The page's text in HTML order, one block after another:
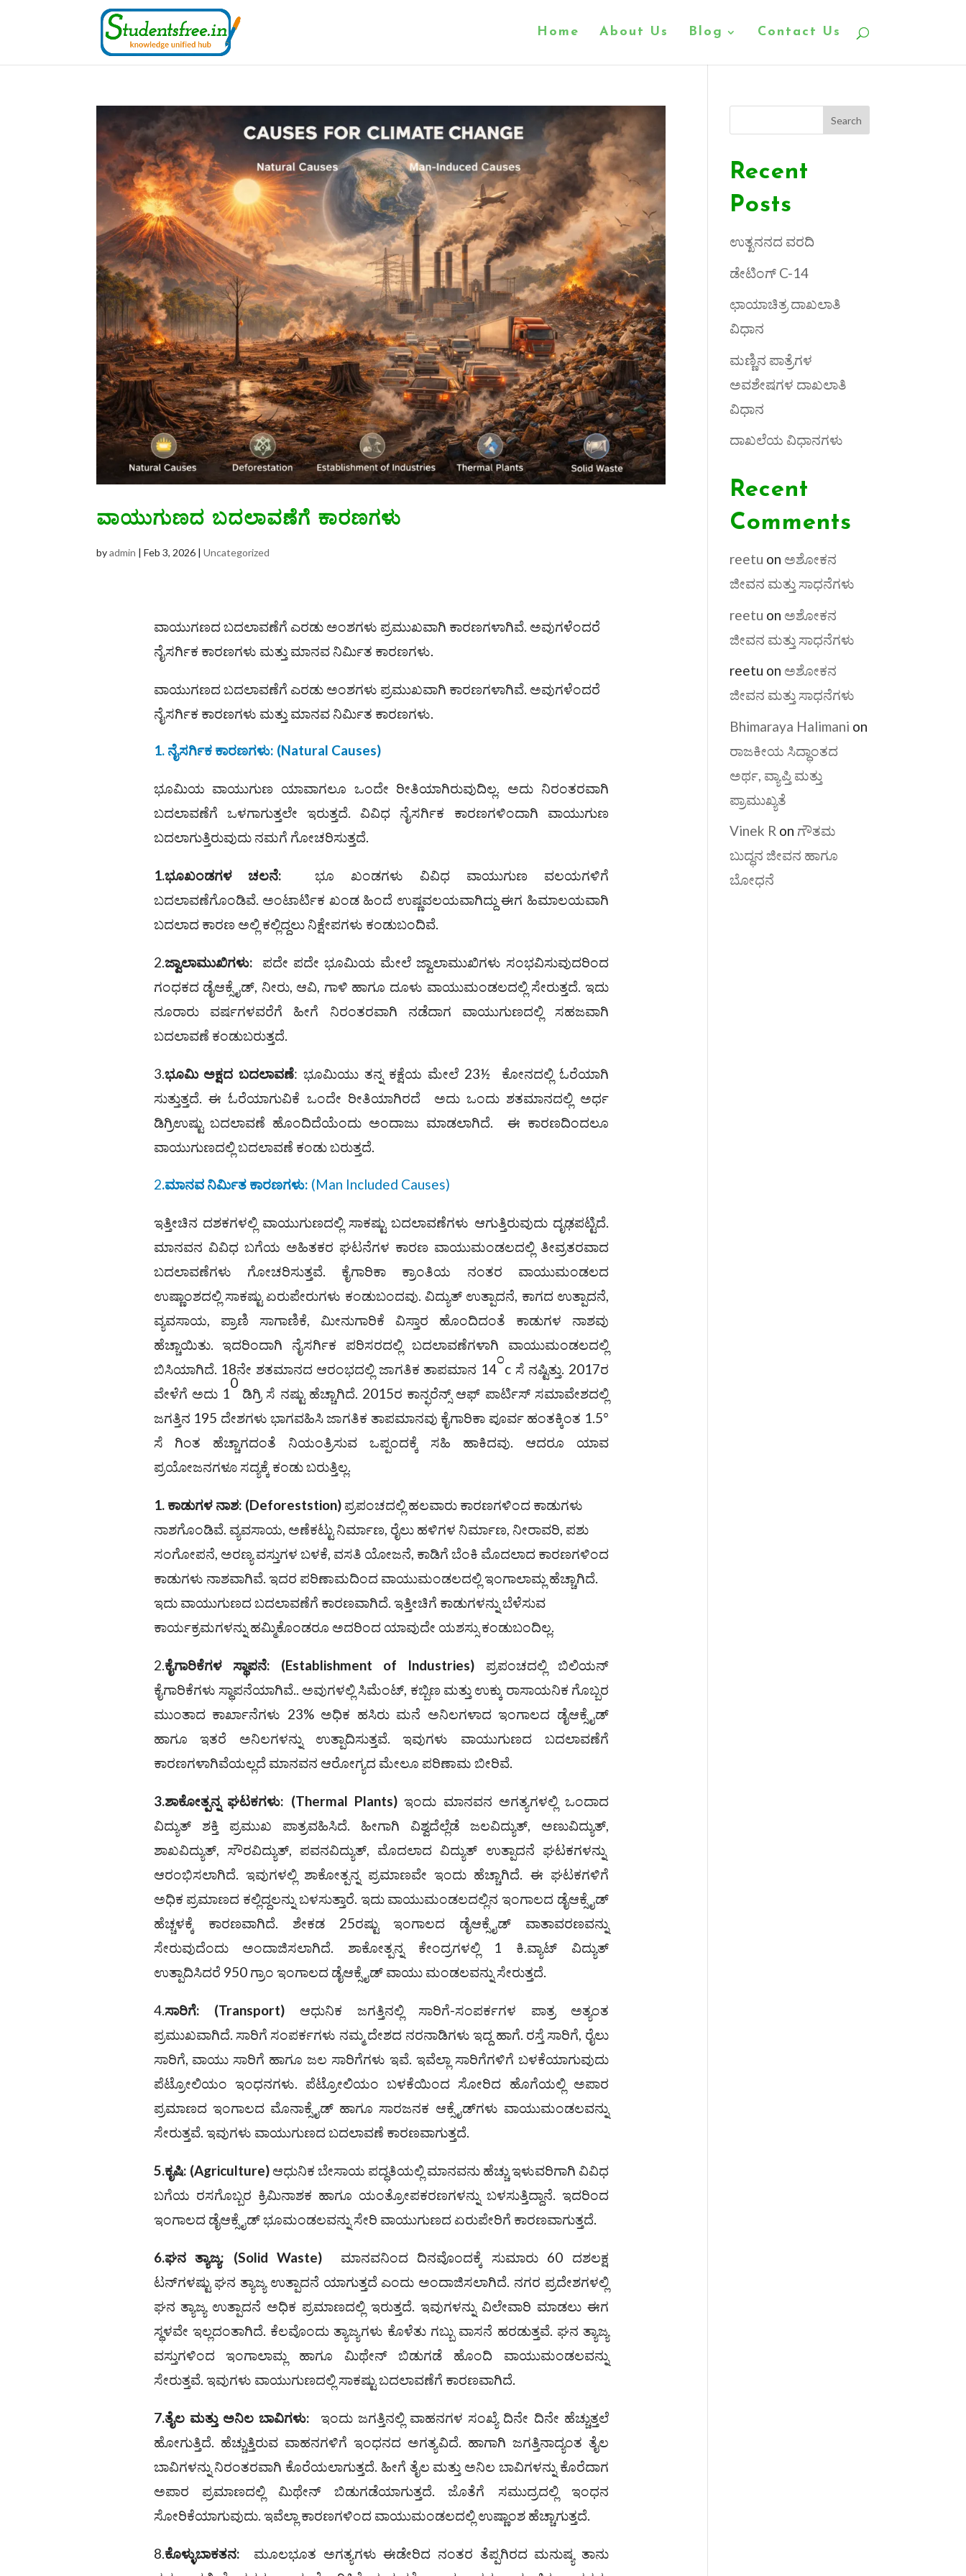
Home About Us Blog Contact Us
ವಾಯುಗುಣದ ಬದಲಾವಣೆಗೆ ಕಾರಣಗಳು
byadmin |Feb 3, 2026 |Uncategorized
ವಾಯುಗಣದ ಬದಲಾವಣೆಗೆ ಎರಡು ಅಂಶಗಳು ಪ್ರಮುಖವಾಗಿ ಕಾರಣಗಳಾಗಿವೆ. ಅವುಗಳೆಂದರೆ
ನೈಸರ್ಗಿಕ ಕಾರಣಗಳು ಮತ್ತು ಮಾನವ ನಿರ್ಮಿತ ಕಾರಣಗಳು.
ವಾಯುಗಣದ ಬದಲಾವಣೆಗೆ ಎರಡು ಅಂಶಗಳು ಪ್ರಮುಖವಾಗಿ ಕಾರಣಗಳಾಗಿವೆ. ಅವುಗಳೆಂದರೆ
ನೈಸರ್ಗಿಕ ಕಾರಣಗಳು ಮತ್ತು ಮಾನವ ನಿರ್ಮಿತ ಕಾರಣಗಳು.
1. ನೈಸರ್ಗಿಕ ಕಾರಣಗಳು: (Natural Causes)
ಭೂಮಿಯ ವಾಯುಗುಣ ಯಾವಾಗಲೂ ಒಂದೇ ರೀತಿಯಾಗಿರುವುದಿಲ್ಲ. ಅದು ನಿರಂತರವಾಗಿ
ಬದಲಾವಣೆಗೆ ಒಳಗಾಗುತ್ತಲೇ ಇರುತ್ತದೆ. ವಿವಿಧ ನೈಸರ್ಗಿಕ ಕಾರಣಗಳಿಂದಾಗಿ ವಾಯುಗುಣ
ಬದಲಾಗುತ್ತಿರುವುದು ನಮಗೆ ಗೋಚರಿಸುತ್ತದೆ.
1.ಭೂಖಂಡಗಳ ಚಲನೆ: ಭೂ ಖಂಡಗಳು ವಿವಿಧ ವಾಯುಗುಣ ವಲಯಗಳಿಗೆ
ಬದಲಾವಣೆಗೊಂಡಿವೆ. ಅಂಟಾರ್ಟಿಕ ಖಂಡ ಹಿಂದೆ ಉಷ್ಣವಲಯವಾಗಿದ್ದು ಈಗ ಹಿಮಾಲಯವಾಗಿ
ಬದಲಾದ ಕಾರಣ ಅಲ್ಲಿ ಕಲ್ಲಿದ್ದಲು ನಿಕ್ಷೇಪಗಳು ಕಂಡುಬಂದಿವೆ.
2.ಜ್ವಾಲಾಮುಖಿಗಳು: ಪದೇ ಪದೇ ಭೂಮಿಯ ಮೇಲೆ ಜ್ವಾಲಾಮುಖಿಗಳು ಸಂಭವಿಸುವುದರಿಂದ
ಗಂಧಕದ ಡೈಆಕ್ಸೈಡ್‌, ನೀರು, ಆವಿ, ಗಾಳಿ ಹಾಗೂ ದೂಳು ವಾಯುಮಂಡಲದಲ್ಲಿ ಸೇರುತ್ತದೆ. ಇದು
ನೂರಾರು ವರ್ಷಗಳವರೆಗೆ ಹೀಗೆ ನಿರಂತರವಾಗಿ ನಡೆದಾಗ ವಾಯುಗುಣದಲ್ಲಿ ಸಹಜವಾಗಿ
ಬದಲಾವಣೆ ಕಂಡುಬರುತ್ತದೆ.
3.ಭೂಮಿ ಅಕ್ಷದ ಬದಲಾವಣೆ: ಭೂಮಿಯು ತನ್ನ ಕಕ್ಷೆಯ ಮೇಲೆ 23½ ಕೋನದಲ್ಲಿ ಓರೆಯಾಗಿ
ಸುತ್ತುತ್ತದೆ. ಈ ಓರೆಯಾಗುವಿಕೆ ಒಂದೇ ರೀತಿಯಾಗಿರದೆ ಅದು ಒಂದು ಶತಮಾನದಲ್ಲಿ ಅರ್ಧ
ಡಿಗ್ರಿಉಷ್ಟು ಬದಲಾವಣೆ ಹೊಂದಿದೆಯೆಂದು ಅಂದಾಜು ಮಾಡಲಾಗಿದೆ. ಈ ಕಾರಣದಿಂದಲೂ
ವಾಯುಗುಣದಲ್ಲಿ ಬದಲಾವಣೆ ಕಂಡು ಬರುತ್ತದೆ.
2.ಮಾನವ ನಿರ್ಮಿತ ಕಾರಣಗಳು: (Man Included Causes)
ಇತ್ತೀಚಿನ ದಶಕಗಳಲ್ಲಿ ವಾಯುಗುಣದಲ್ಲಿ ಸಾಕಷ್ಟು ಬದಲಾವಣೆಗಳು ಆಗುತ್ತಿರುವುದು ದೃಢಪಟ್ಟಿದೆ.
ಮಾನವನ ವಿವಿಧ ಬಗೆಯ ಅಹಿತಕರ ಘಟನೆಗಳ ಕಾರಣ ವಾಯುಮಂಡಲದಲ್ಲಿ ತೀವ್ರತರವಾದ
ಬದಲಾವಣೆಗಳು ಗೋಚರಿಸುತ್ತವೆ. ಕೈಗಾರಿಕಾ ಕ್ರಾಂತಿಯ ನಂತರ ವಾಯುಮಂಡಲದ
ಉಷ್ಣಾಂಶದಲ್ಲಿ ಸಾಕಷ್ಟು ಏರುಪೇರುಗಳು ಕಂಡುಬಂದವು. ವಿದ್ಯುತ್ ಉತ್ಪಾದನೆ, ಕಾಗದ ಉತ್ಪಾದನೆ,
ವ್ಯವಸಾಯ, ಪ್ರಾಣಿ ಸಾಗಾಣಿಕೆ, ಮೀನುಗಾರಿಕೆ ವಿಸ್ತಾರ ಹೊಂದಿದಂತೆ ಕಾಡುಗಳ ನಾಶವು
ಹೆಚ್ಚಾಯಿತು. ಇದರಿಂದಾಗಿ ನೈಸರ್ಗಿಕ ಪರಿಸರದಲ್ಲಿ ಬದಲಾವಣೆಗಳಾಗಿ ವಾಯುಮಂಡಲದಲ್ಲಿ
ಬಿಸಿಯಾಗಿದೆ. 18ನೇ ಶತಮಾನದ ಆರಂಭದಲ್ಲಿ ಜಾಗತಿಕ ತಾಪಮಾನ 14
೦
c ಸೆ ನಷ್ಟಿತ್ತು. 2017ರ
ವೇಳೆಗೆ ಅದು 1
0
ಡಿಗ್ರಿ ಸೆ ನಷ್ಟು ಹೆಚ್ಚಾಗಿದೆ. 2015ರ ಕಾನ್ಫರೆನ್ಸ್ ಆಫ್ ಪಾರ್ಟಿಸ್‌ ಸಮಾವೇಶದಲ್ಲಿ
ಜಗತ್ತಿನ 195 ದೇಶಗಳು ಭಾಗವಹಿಸಿ ಜಾಗತಿಕ ತಾಪಮಾನವು ಕೈಗಾರಿಕಾ ಪೂರ್ವ ಹಂತಕ್ಕಿಂತ 1.5°
ಸೆ ಗಿಂತ ಹೆಚ್ಚಾಗದಂತೆ ನಿಯಂತ್ರಿಸುವ ಒಪ್ಪಂದಕ್ಕೆ ಸಹಿ ಹಾಕಿದವು. ಆದರೂ ಯಾವ
ಪ್ರಯೋಜನಗಳೂ ಸದ್ಯಕ್ಕೆ ಕಂಡು ಬರುತ್ತಿಲ್ಲ.
1. ಕಾಡುಗಳ ನಾಶ: (Deforeststion)ಪ್ರಪಂಚದಲ್ಲಿ ಹಲವಾರು ಕಾರಣಗಳಿಂದ ಕಾಡುಗಳು
ನಾಶಗೊಂಡಿವೆ. ವ್ಯವಸಾಯ, ಅಣೆಕಟ್ಟು ನಿರ್ಮಾಣ, ರೈಲು ಹಳಿಗಳ ನಿರ್ಮಾಣ, ನೀರಾವರಿ, ಪಶು
ಸಂಗೋಪನೆ, ಅರಣ್ಯ ವಸ್ತುಗಳ ಬಳಕೆ, ವಸತಿ ಯೋಜನೆ, ಕಾಡಿಗೆ ಬೆಂಕಿ ಮೊದಲಾದ ಕಾರಣಗಳಿಂದ
ಕಾಡುಗಳು ನಾಶವಾಗಿವೆ. ಇದರ ಪರಿಣಾಮದಿಂದ ವಾಯುಮಂಡಲದಲ್ಲಿ ಇಂಗಾಲಾಮ್ಲ ಹೆಚ್ಚಾಗಿದೆ.
ಇದು ವಾಯುಗುಣದ ಬದಲಾವಣೆಗೆ ಕಾರಣವಾಗಿದೆ. ಇತ್ತೀಚಿಗೆ ಕಾಡುಗಳನ್ನು ಬೆಳೆಸುವ
ಕಾರ್ಯಕ್ರಮಗಳನ್ನು ಹಮ್ಮಿಕೊಂಡರೂ ಅದರಿಂದ ಯಾವುದೇ ಯಶಸ್ಸು ಕಂಡುಬಂದಿಲ್ಲ.
2.ಕೈಗಾರಿಕೆಗಳ ಸ್ಥಾಪನೆ: (Establishment of Industries) ಪ್ರಪಂಚದಲ್ಲಿ ಬಿಲಿಯನ್
ಕೈಗಾರಿಕೆಗಳು ಸ್ಥಾಪನೆಯಾಗಿವೆ.. ಅವುಗಳಲ್ಲಿ ಸಿಮೆಂಟ್, ಕಬ್ಬಿಣ ಮತ್ತು ಉಕ್ಕು ರಾಸಾಯನಿಕ ಗೊಬ್ಬರ
ಮುಂತಾದ ಕಾರ್ಖಾನೆಗಳು 23% ಅಧಿಕ ಹಸಿರು ಮನೆ ಅನಿಲಗಳಾದ ಇಂಗಾಲದ ಡೈಆಕ್ಸೈಡ್‌
ಹಾಗೂ ಇತರೆ ಅನಿಲಗಳನ್ನು ಉತ್ಪಾದಿಸುತ್ತವೆ. ಇವುಗಳು ವಾಯುಗುಣದ ಬದಲಾವಣೆಗೆ
ಕಾರಣಗಳಾಗಿವೆಯಲ್ಲದೆ ಮಾನವನ ಆರೋಗ್ಯದ ಮೇಲೂ ಪರಿಣಾಮ ಬೀರಿವೆ.
3.ಶಾಕೋತ್ಪನ್ನ ಘಟಕಗಳು: (Thermal Plants)ಇಂದು ಮಾನವನ ಅಗತ್ಯಗಳಲ್ಲಿ ಒಂದಾದ
ವಿದ್ಯುತ್ ಶಕ್ತಿ ಪ್ರಮುಖ ಪಾತ್ರವಹಿಸಿದೆ. ಹೀಗಾಗಿ ವಿಶ್ವದೆಲ್ಲೆಡೆ ಜಲವಿದ್ಯುತ್, ಅಣುವಿದ್ಯುತ್,
ಶಾಖವಿದ್ಯುತ್, ಸೌರವಿದ್ಯುತ್, ಪವನವಿದ್ಯುತ್, ಮೊದಲಾದ ವಿದ್ಯುತ್ ಉತ್ಪಾದನೆ ಘಟಕಗಳನ್ನು
ಆರಂಭಿಸಲಾಗಿದೆ. ಇವುಗಳಲ್ಲಿ ಶಾಕೋತ್ಪನ್ನ ಪ್ರಮಾಣವೇ ಇಂದು ಹೆಚ್ಚಾಗಿದೆ. ಈ ಘಟಕಗಳಿಗೆ
ಅಧಿಕ ಪ್ರಮಾಣದ ಕಲ್ಲಿದ್ದಲನ್ನು ಬಳಸುತ್ತಾರೆ. ಇದು ವಾಯುಮಂಡಲದಲ್ಲಿನ ಇಂಗಾಲದ ಡೈಆಕ್ಸೈಡ್‌
ಹೆಚ್ಚಳಕ್ಕೆ ಕಾರಣವಾಗಿದೆ. ಶೇಕಡ 25ರಷ್ಟು ಇಂಗಾಲದ ಡೈಆಕ್ಸೈಡ್‌ ವಾತಾವರಣವನ್ನು
ಸೇರುವುದೆಂದು ಅಂದಾಜಿಸಲಾಗಿದೆ. ಶಾಕೋತ್ಪನ್ನ ಕೇಂದ್ರಗಳಲ್ಲಿ 1 ಕಿ.ವ್ಯಾಟ್‌ ವಿದ್ಯುತ್
ಉತ್ಪಾದಿಸಿದರೆ 950 ಗ್ರಾಂ ಇಂಗಾಲದ ಡೈಆಕ್ಸೈಡ್‌ ವಾಯು ಮಂಡಲವನ್ನು ಸೇರುತ್ತದೆ.
4.ಸಾರಿಗೆ: (Transport) ಆಧುನಿಕ ಜಗತ್ತಿನಲ್ಲಿ ಸಾರಿಗೆ-ಸಂಪರ್ಕಗಳ ಪಾತ್ರ ಅತ್ಯಂತ
ಪ್ರಮುಖವಾಗಿದೆ. ಸಾರಿಗೆ ಸಂಪರ್ಕಗಳು ನಮ್ಮ ದೇಶದ ನರನಾಡಿಗಳು ಇದ್ದ ಹಾಗೆ. ರಸ್ತೆ ಸಾರಿಗೆ, ರೈಲು
ಸಾರಿಗೆ, ವಾಯು ಸಾರಿಗೆ ಹಾಗೂ ಜಲ ಸಾರಿಗೆಗಳು ಇವೆ. ಇವೆಲ್ಲಾ ಸಾರಿಗೆಗಳಿಗೆ ಬಳಕೆಯಾಗುವುದು
ಪೆಟ್ರೋಲಿಯಂ ಇಂಧನಗಳು. ಪೆಟ್ರೋಲಿಯಂ ಬಳಕೆಯಿಂದ ಸೋರಿದ ಹೊಗೆಯಲ್ಲಿ ಅಪಾರ
ಪ್ರಮಾಣದ ಇಂಗಾಲದ ಮೊನಾಕ್ಸೈಡ್ ಹಾಗೂ ಸಾರಜನಕ ಆಕ್ಸೈಡ್‌ಗಳು ವಾಯುಮಂಡಲವನ್ನು
ಸೇರುತ್ತವೆ. ಇವುಗಳು ವಾಯುಗುಣದ ಬದಲಾವಣೆ ಕಾರಣವಾಗುತ್ತದೆ.
5.ಕೃಷಿ: (Agriculture)ಆಧುನಿಕ ಬೇಸಾಯ ಪದ್ಧತಿಯಲ್ಲಿ ಮಾನವನು ಹೆಚ್ಚು ಇಳುವರಿಗಾಗಿ ವಿವಿಧ
ಬಗೆಯ ರಸಗೊಬ್ಬರ ಕ್ರಿಮಿನಾಶಕ ಹಾಗೂ ಯಂತ್ರೋಪಕರಣಗಳನ್ನು ಬಳಸುತ್ತಿದ್ದಾನೆ. ಇದರಿಂದ
ಇಂಗಾಲದ ಡೈಆಕ್ಸೈಡ್‌ ಭೂಮಂಡಲವನ್ನು ಸೇರಿ ವಾಯುಗುಣದ ಏರುಪೇರಿಗೆ ಕಾರಣವಾಗುತ್ತದೆ.
6.ಘನ ತ್ಯಾಜ್ಯ: (Solid Waste)
ಮಾನವನಿಂದ ದಿನವೊಂದಕ್ಕೆ ಸುಮಾರು 60 ದಶಲಕ್ಷ
ಟನ್‌ಗಳಷ್ಟು ಘನ ತ್ಯಾಜ್ಯ ಉತ್ಪಾದನೆ ಯಾಗುತ್ತದೆ ಎಂದು ಅಂದಾಜಿಸಲಾಗಿದೆ. ನಗರ ಪ್ರದೇಶಗಳಲ್ಲಿ
ಘನ ತ್ಯಾಜ್ಯ ಉತ್ಪಾದನೆ ಅಧಿಕ ಪ್ರಮಾಣದಲ್ಲಿ ಇರುತ್ತದೆ. ಇವುಗಳನ್ನು ವಿಲೇವಾರಿ ಮಾಡಲು ಈಗ
ಸ್ಥಳವೇ ಇಲ್ಲದಂತಾಗಿದೆ. ಕೆಲವೊಂದು ತ್ಯಾಜ್ಯಗಳು ಕೊಳೆತು ಗಬ್ಬು ವಾಸನೆ ಹರಡುತ್ತವೆ. ಘನ ತ್ಯಾಜ್ಯ
ವಸ್ತುಗಳಿಂದ ಇಂಗಾಲಾಮ್ಲ ಹಾಗೂ ಮಿಥೇನ್ ಬಿಡುಗಡೆ ಹೊಂದಿ ವಾಯುಮಂಡಲವನ್ನು
ಸೇರುತ್ತವೆ. ಇವುಗಳು ವಾಯುಗುಣದಲ್ಲಿ ಸಾಕಷ್ಟು ಬದಲಾವಣೆಗೆ ಕಾರಣವಾಗಿದೆ.
7.ತೈಲ ಮತ್ತು ಅನಿಲ ಬಾವಿಗಳು:
ಇಂದು ಜಗತ್ತಿನಲ್ಲಿ ವಾಹನಗಳ ಸಂಖ್ಯೆ ದಿನೇ ದಿನೇ ಹೆಚ್ಚುತ್ತಲೆ
ಹೋಗುತ್ತಿದೆ. ಹೆಚ್ಚುತ್ತಿರುವ ವಾಹನಗಳಿಗೆ ಇಂಧನದ ಅಗತ್ಯವಿದೆ. ಹಾಗಾಗಿ ಜಗತ್ತಿನಾದ್ಯಂತ ತೈಲ
ಬಾವಿಗಳನ್ನು ನಿರಂತರವಾಗಿ ಕೊರೆಯಲಾಗುತ್ತದೆ. ಹೀಗೆ ತೈಲ ಮತ್ತು ಅನಿಲ ಬಾವಿಗಳನ್ನು ಕೊರೆದಾಗ
ಅಪಾರ ಪ್ರಮಾಣದಲ್ಲಿ ಮಿಥೇನ್‌ ಬಿಡುಗಡೆಯಾಗುತ್ತದೆ. ಜೊತೆಗೆ ಸಮುದ್ರದಲ್ಲಿ ಇಂಧನ
ಸೋರಿಕೆಯಾಗುವುದು. ಇವೆಲ್ಲಾ ಕಾರಣಗಳಿಂದ ವಾಯುಮಂಡಲದಲ್ಲಿ ಉಷ್ಣಾಂಶ ಹೆಚ್ಚಾಗುತ್ತದೆ.
8.ಕೊಳ್ಳುಬಾಕತನ:
ಮೂಲಭೂತ ಅಗತ್ಯಗಳು ಈಡೇರಿದ ನಂತರ ತೆಪ್ಪಗಿರದ ಮನುಷ್ಯ ತಾನು
Search
Recent
Posts
ಉತ್ಖನನದ ವರದಿ
ಡೇಟಿಂಗ್ C-14
ಛಾಯಾಚಿತ್ರ ದಾಖಲಾತಿ
ವಿಧಾನ
ಮಣ್ಣಿನ ಪಾತ್ರೆಗಳ
ಅವಶೇಷಗಳ ದಾಖಲಾತಿ
ವಿಧಾನ
ದಾಖಲೆಯ ವಿಧಾನಗಳು
Recent
Comments
reetu on ಅಶೋಕನ
ಜೀವನ ಮತ್ತು ಸಾಧನೆಗಳು
reetu on ಅಶೋಕನ
ಜೀವನ ಮತ್ತು ಸಾಧನೆಗಳು
reetu on ಅಶೋಕನ
ಜೀವನ ಮತ್ತು ಸಾಧನೆಗಳು
Bhimaraya Halimani on
ರಾಜಕೀಯ ಸಿದ್ಧಾಂತದ
ಅರ್ಥ, ವ್ಯಾಪ್ತಿ ಮತ್ತು
ಪ್ರಾಮುಖ್ಯತೆ
Vinek R on ಗೌತಮ
ಬುದ್ಧನ ಜೀವನ ಹಾಗೂ
ಬೋಧನೆ